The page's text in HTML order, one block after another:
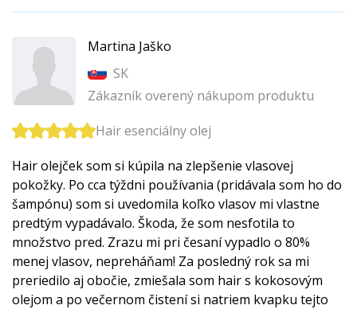
Martina Jaško
SK
Zákazník overený nákupom produktu
Hair esenciálny olej
Hair olejček som si kúpila na zlepšenie vlasovej
pokožky. Po cca týždni používania (pridávala som ho do
šampónu) som si uvedomila koľko vlasov mi vlastne
predtým vypadávalo. Škoda, že som nesfotila to
množstvo pred. Zrazu mi pri česaní vypadlo o 80%
menej vlasov, nepreháňam! Za posledný rok sa mi
preriedilo aj obočie, zmiešala som hair s kokosovým
olejom a po večernom čistení si natriem kvapku tejto